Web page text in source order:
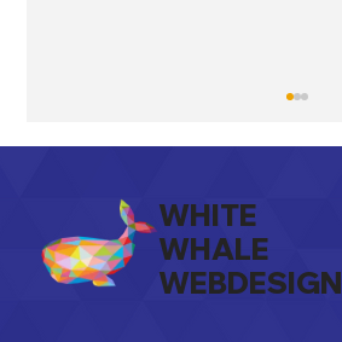
WHITE
WHALE
WEBDESIGN